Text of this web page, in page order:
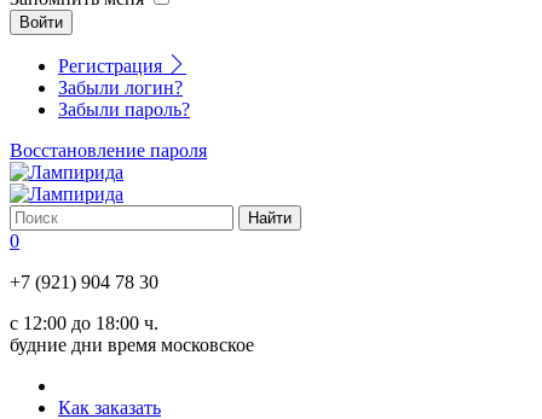
Войти
Регистрация
Забыли логин?
Забыли пароль?
Восстановление пароля
0
+7 (921) 904 78 30
с 12:00 до 18:00 ч.
будние дни время московское
Как заказать